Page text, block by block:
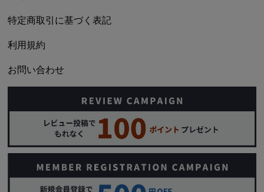
特定商取引に基づく表記
利用規約
お問い合わせ